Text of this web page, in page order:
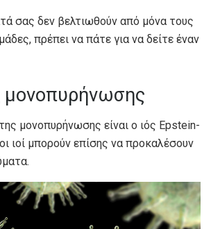
σας δεν βελτιωθούν από μόνα τους
πρέπει να πάτε για να δείτε έναν
μονοπυρήνωσης
μονοπυρήνωσης είναι ο ιός Epstein-
ιοί μπορούν επίσης να προκαλέσουν